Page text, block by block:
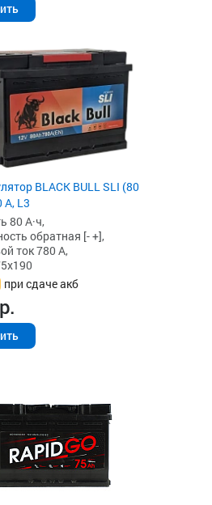
BLACK BULL SLI (80
А, L3
80 А·ч,
обратная [- +],
ток 780 А,
при сдаче акб
р.